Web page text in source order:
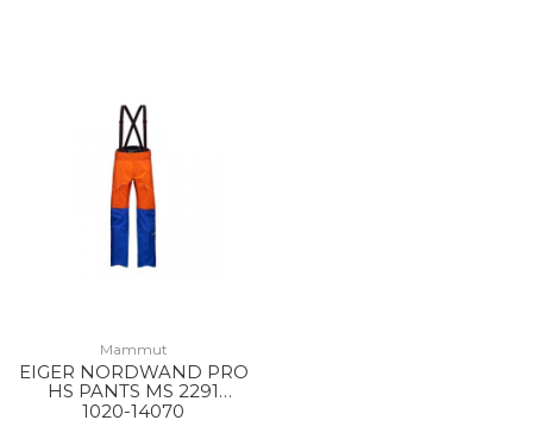
Mammut
EIGER NORDWAND PRO
HS PANTS MS 2291
EIGER ORANGE-EIGER
1020-14070